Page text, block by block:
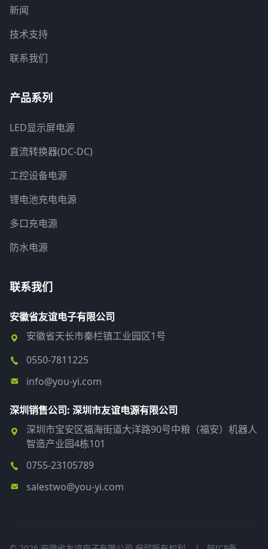
新闻
技术支持
联系我们
产品系列
LED显示屏电源
直流转换器(DC-DC)
工控设备电源
锂电池充电电源
多口充电源
防水电源
联系我们
安徽省友谊电子有限公司
安徽省天长市秦栏镇工业园区1号
0550-7811225
info@you-yi.com
深圳销售公司: 深圳市友谊电源有限公司
深圳市宝安区福海街道大洋路90号中粮（福安）机器人
智造产业园4栋101
0755-23105789
salestwo@you-yi.com